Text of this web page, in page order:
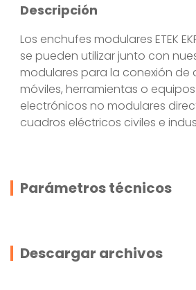
Descripción
Los enchufes modulares ETEK
se pueden utilizar junto con
modulares para la conexión de
móviles, herramientas o
electrónicos no modulares
cuadros eléctricos civiles e
Parámetros técnicos
Descargar archivos